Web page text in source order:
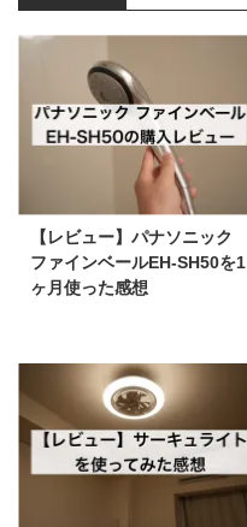
【レビュー】パナソニック
ファインベールEH-SH50を1
ヶ月使った感想